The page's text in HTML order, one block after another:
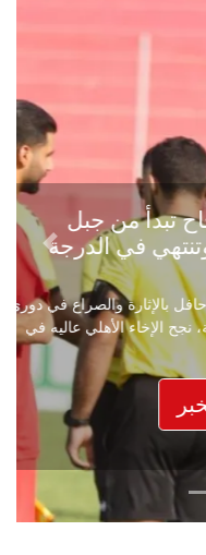
في دوري
عاليه في
Next